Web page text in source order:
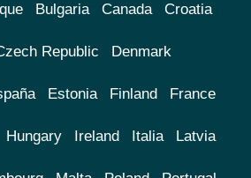
Bulgaria Canada Croatia
Republic Denmark
Estonia Finland France
Hungary Ireland Italia Latvia